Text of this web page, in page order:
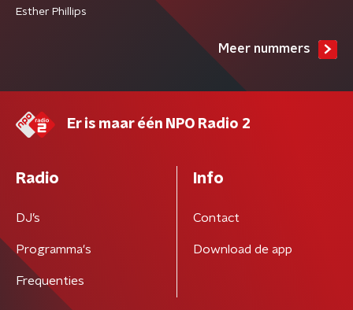
Esther Phillips
Meer nummers
Er is maar één NPO Radio 2
Radio
DJ’s
Programma's
Frequenties
Info
Contact
Download de app